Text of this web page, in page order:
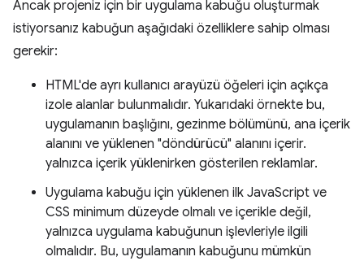
Ancak projeniz için bir uygulama kabuğu oluşturmak
istiyorsanız kabuğun aşağıdaki özelliklere sahip olması
gerekir:
HTML'de ayrı kullanıcı arayüzü öğeleri için açıkça
izole alanlar bulunmalıdır. Yukarıdaki örnekte bu,
uygulamanın başlığını, gezinme bölümünü, ana içerik
alanını ve yüklenen "döndürücü" alanını içerir.
yalnızca içerik yüklenirken gösterilen reklamlar.
Uygulama kabuğu için yüklenen ilk JavaScript ve
CSS minimum düzeyde olmalı ve içerikle değil,
yalnızca uygulama kabuğunun işlevleriyle ilgili
olmalıdır. Bu, uygulamanın kabuğunu mümkün